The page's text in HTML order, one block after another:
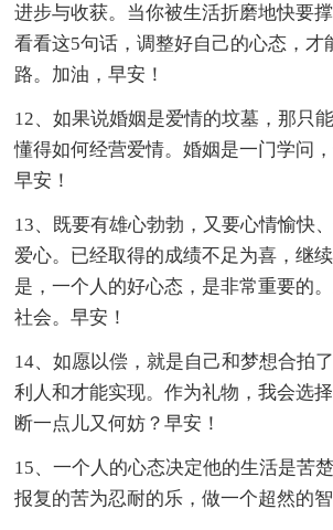
进步与收获。当你被生活折磨地快要
看看这5句话，调整好自己的心态，才
路。加油，早安！
12、如果说婚姻是爱情的坟墓，那只
懂得如何经营爱情。婚姻是一门学问，
早安！
13、既要有雄心勃勃，又要心情愉快
爱心。已经取得的成绩不足为喜，继
是，一个人的好心态，是非常重要的
社会。早安！
14、如愿以偿，就是自己和梦想合拍
利人和才能实现。作为礼物，我会选
断一点儿又何妨？早安！
15、一个人的心态决定他的生活是苦
报复的苦为忍耐的乐，做一个超然的智